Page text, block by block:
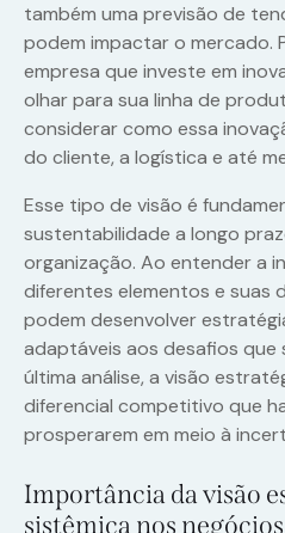
também uma previsão de
podem impactar o mercado.
empresa que investe em
olhar para sua linha de
considerar como essa
do cliente, a logística e até
Esse tipo de visão é
sustentabilidade a longo
organização. Ao entender a
diferentes elementos e suas
podem desenvolver
adaptáveis aos desafios que
última análise, a visão
diferencial competitivo que
prosperarem em meio à
Importância da visão
sistêmica nos negócios